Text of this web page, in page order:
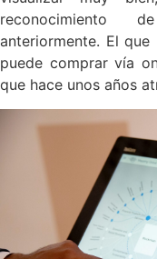
reconocimiento
anteriormente. El
puede comprar vía
que hace unos años